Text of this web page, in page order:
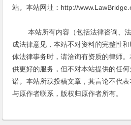
站。本站网址：http://
本站所有内容（包括法律咨询、法
成法律意见，本站不对资料的完整性
体法律事务时，请洽询有资质的律师
供更好的服务，但不对本站提供的任
诺。本站所载投稿文章，其言论不代
与原作者联系，版权归原作者所有。